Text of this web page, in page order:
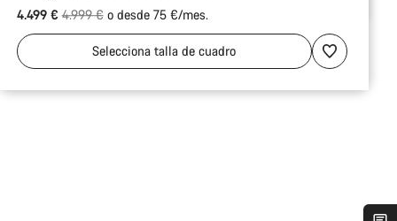
4.499 €Precio original
4.999 €o desde 75 €/mes.
Seleccionatalla de cuadro